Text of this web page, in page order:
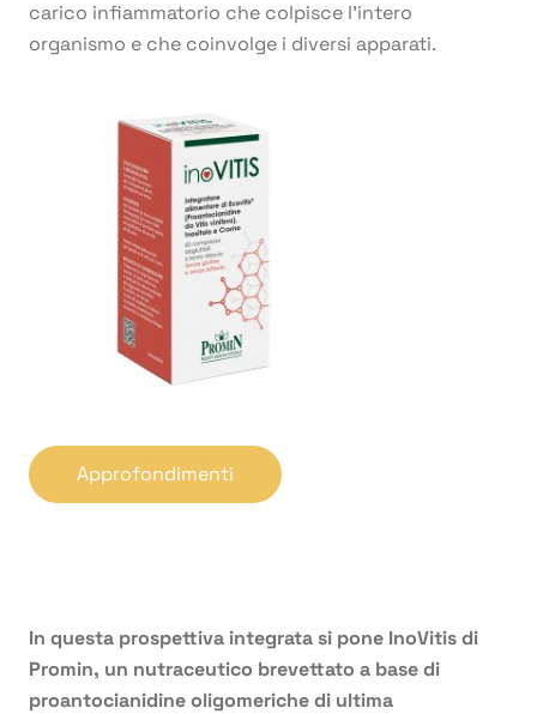
carico infiammatorio che colpisce l’intero
organismo e che coinvolge i diversi apparati.
Approfondimenti
In questa prospettiva integrata si pone InoVitis di
Promin, un nutraceutico brevettato a base di
proantocianidine oligomeriche di ultima